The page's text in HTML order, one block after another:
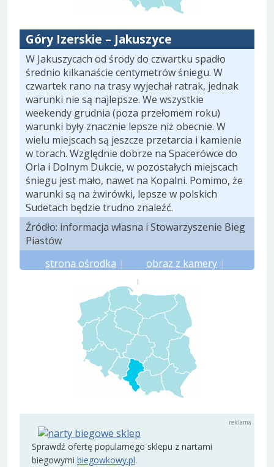
Góry Izerskie – Jakuszyce
W Jakuszycach od środy do czwartku spadło
średnio kilkanaście centymetrów śniegu. W
czwartek rano na trasy wyjechał ratrak, jednak
warunki nie są najlepsze. We wszystkie
weekendy grudnia (poza przełomem roku)
warunki były znacznie lepsze niż obecnie. W
wielu miejscach są jeszcze przetarcia i kamienie
w torach. Względnie dobrze na Spacerówce do
Orla i Dolnym Dukcie, w pozostałych miejscach
śniegu jest mało, nawet na Kopalni. Pomimo, że
warunki są na żwirówki, lepsze w polskich
Sudetach będzie trudno znaleźć.
Źródło: informacja własna i Stowarzyszenie Bieg
Piastów
strona ośrodka | obraz z kamery |
prognoza meteo.pl
|
Sprawdź ofertę popularnego sklepu z nartami
biegowymi biegowkowy.pl.